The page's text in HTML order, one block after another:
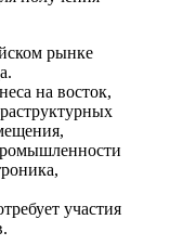
рынке
на восток,
участия